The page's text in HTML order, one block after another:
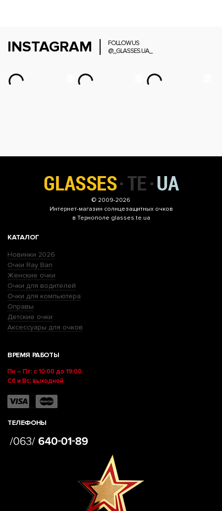
INSTAGRAM
FOLLOW US
@_GLASSES.UA_
© 2009-2026
Интернет-магазин солнцезащитных очков
в Тернополе glasses.te.ua
КАТАЛОГ
Новинки 2026
Очки Ray Ban
Женские очки
Очки для водителей
Очки для компьютера
Оправы
Детские очки
Аксессуары для очков
ВРЕМЯ РАБОТЫ
Пн – Пт: с 10:00 до 19:00
Сб и Вс: выходной
ТЕЛЕФОНЫ